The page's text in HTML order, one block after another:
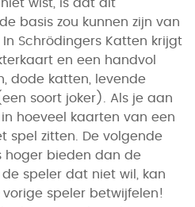
wist, is dat dit
basis zou kunnen zijn van
Schrödingers Katten krijgt
en een handvol
dode katten, levende
soort joker). Als je aan
hoeveel kaarten van een
spel zitten. De volgende
hoger bieden dan de
speler dat niet wil, kan
speler betwijfelen!